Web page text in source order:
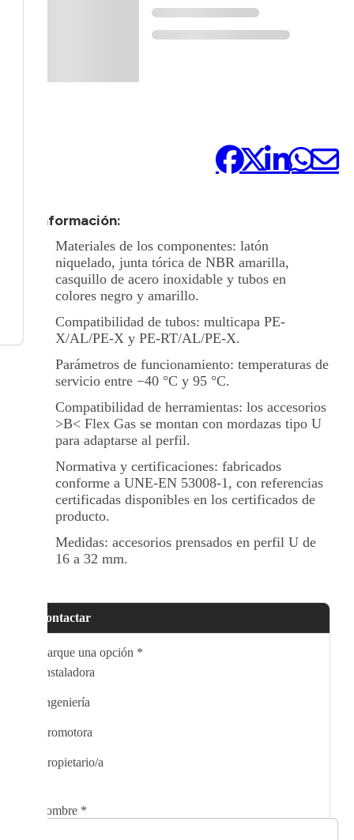
+ Información:
Materiales de los componentes: latón
niquelado, junta tórica de NBR amarilla,
casquillo de acero inoxidable y tubos en
colores negro y amarillo.
Compatibilidad de tubos: multicapa PE-
X/AL/PE-X y PE-RT/AL/PE-X.
Parámetros de funcionamiento: temperaturas de
servicio entre −40 °C y 95 °C.
Compatibilidad de herramientas: los accesorios
>B< Flex Gas se montan con mordazas tipo U
para adaptarse al perfil.
Normativa y certificaciones: fabricados
conforme a UNE-EN 53008-1, con referencias
certificadas disponibles en los certificados de
producto.
Medidas: accesorios prensados en perfil U de
16 a 32 mm.
Contactar
Marque una opción *
Instaladora
Ingeniería
Promotora
Propietario/a
Nombre *